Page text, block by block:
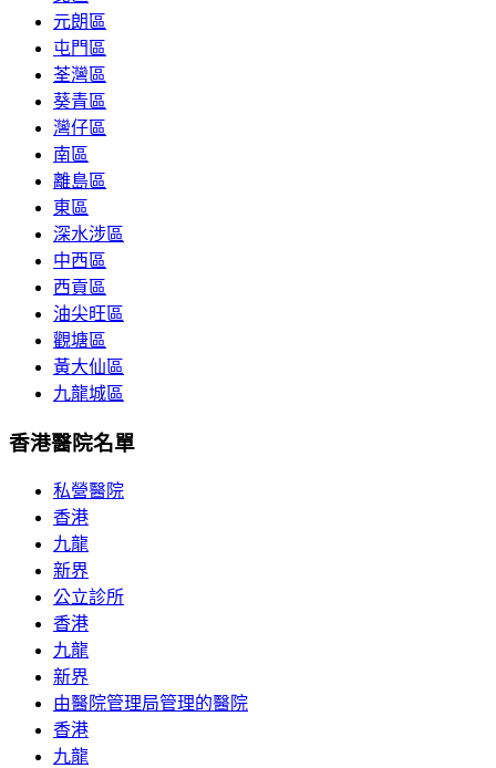
元朗區
屯門區
荃灣區
葵青區
灣仔區
南區
離島區
東區
深水涉區
中西區
西貢區
油尖旺區
觀塘區
黃大仙區
九龍城區
香港醫院名單
私營醫院
香港
九龍
新界
公立診所
香港
九龍
新界
由醫院管理局管理的醫院
香港
九龍